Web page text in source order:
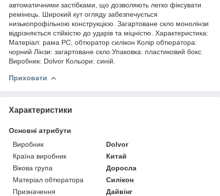
автоматичними застібками, що дозволяють легко фіксувати
ремінець. Широкий кут огляду забезпечується
низькопрофільною конструкцією. Загартоване скло монолінзи
відрізняється стійкістю до ударів та міцністю. Характеристика:
Матеріал: рама PC, обтюратор силікон Колір обтюратора:
чорний Лінзи: загартоване скло Упаковка: пластиковий бокс
Виробник: Dolvor Кольори: синій.
Приховати
Характеристики
Основні атрибути
Виробник
Dolvor
Країна виробник
Китай
Вікова група
Доросла
Матеріал обтюратора
Силікон
Призначення
Дайвінг